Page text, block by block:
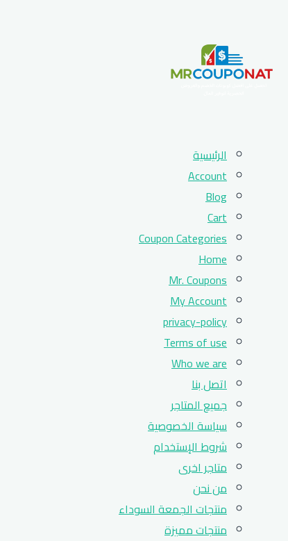
الرئيسية
Account
Blog
Cart
Coupon Categories
Home
Mr. Coupons
My Account
privacy-policy
Terms of use
Who we are
اتصل بنا
جميع المتاجر
سياسة الخصوصية
شروط الإستخدام
متاجر اخرى
من نحن
منتجات الجمعة السوداء
منتجات مميزة